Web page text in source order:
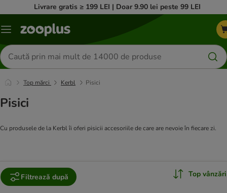
Livrare gratis ≥ 199 LEI | Doar 9.90 lei peste 99 LEI
Categorii
Căutare
produse
Top mărci Kerbl Pisici
Pisici
Cu produsele de la Kerbl îi oferi pisicii accesoriile de care are nevoie în fiecare zi.
Filtrează după Top vânzări